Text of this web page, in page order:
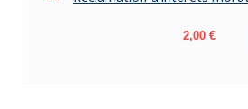
Prix
2,00 €